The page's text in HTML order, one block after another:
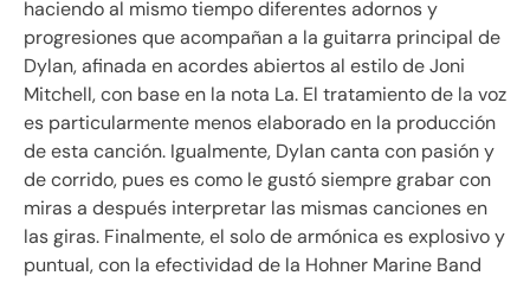
haciendo al mismo tiempo diferentes adornos y
progresiones que acompañan a la guitarra principal de
Dylan, afinada en acordes abiertos al estilo de Joni
Mitchell, con base en la nota La. El tratamiento de la voz
es particularmente menos elaborado en la producción
de esta canción. Igualmente, Dylan canta con pasión y
de corrido, pues es como le gustó siempre grabar con
miras a después interpretar las mismas canciones en
las giras. Finalmente, el solo de armónica es explosivo y
puntual, con la efectividad de la Hohner Marine Band